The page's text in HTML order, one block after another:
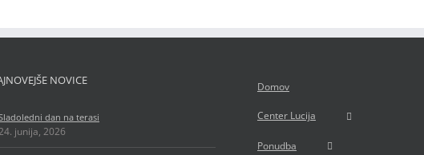
NOVICE
dan na terasi
junija, 2026
Domov
Center Lucija
Ponudba